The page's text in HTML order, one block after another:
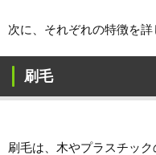
次に、それぞれの特徴を詳
刷毛
刷毛は、木やプラスチック